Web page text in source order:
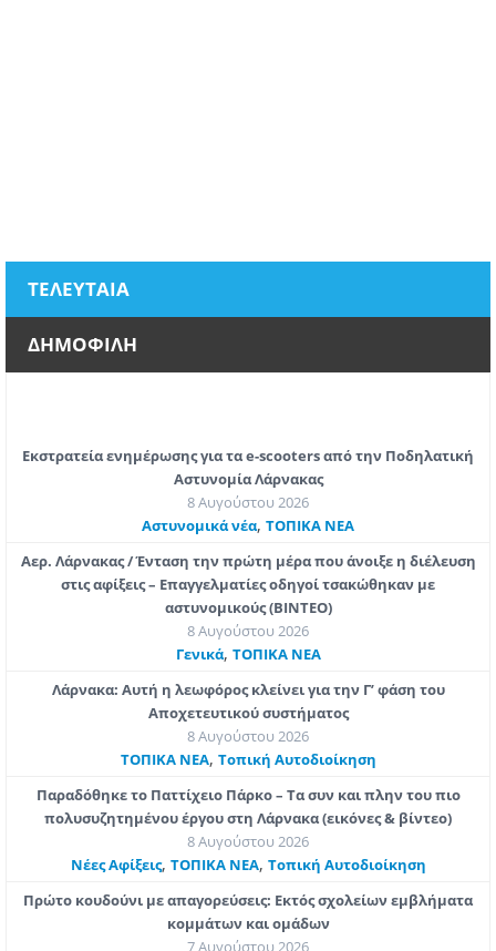
ΤΕΛΕΥΤΑΙΑ
ΔΗΜΟΦΙΛΗ
Εκστρατεία ενημέρωσης για τα e-scooters από την Ποδηλατική
Αστυνομία Λάρνακας
8 Αυγούστου 2026
Aστυνομικά νέα, ΤΟΠΙΚΑ ΝΕΑ
Αερ. Λάρνακας / Ένταση την πρώτη μέρα που άνοιξε η διέλευση
στις αφίξεις – Επαγγελματίες οδηγοί τσακώθηκαν με
αστυνομικούς (ΒΙΝΤΕΟ)
8 Αυγούστου 2026
Γενικά, ΤΟΠΙΚΑ ΝΕΑ
Λάρνακα: Αυτή η λεωφόρος κλείνει για την Γ’ φάση του
Αποχετευτικού συστήματος
8 Αυγούστου 2026
ΤΟΠΙΚΑ ΝΕΑ, Τοπική Αυτοδιοίκηση
Παραδόθηκε το Παττίχειο Πάρκο – Τα συν και πλην του πιο
πολυσυζητημένου έργου στη Λάρνακα (εικόνες & βίντεο)
8 Αυγούστου 2026
Νέες Αφίξεις, ΤΟΠΙΚΑ ΝΕΑ, Τοπική Αυτοδιοίκηση
Πρώτο κουδούνι με απαγορεύσεις: Εκτός σχολείων εμβλήματα
κομμάτων και ομάδων
7 Αυγούστου 2026